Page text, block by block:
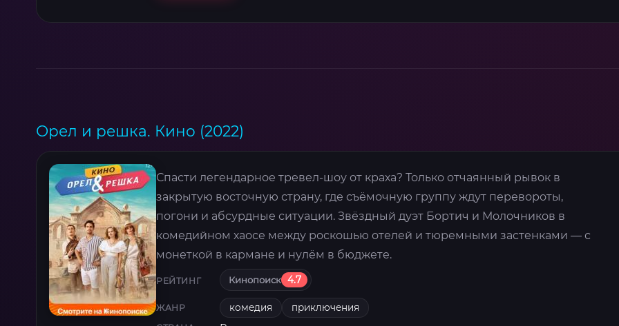
Орел и решка. Кино (2022)
Спасти легендарное тревел-шоу от краха? Только отчаянный рывок в
закрытую восточную страну, где съёмочную группу ждут перевороты,
погони и абсурдные ситуации. Звёздный дуэт Бортич и Молочников в
комедийном хаосе между роскошью отелей и тюремными застенками — с
монеткой в кармане и нулём в бюджете.
РЕЙТИНГ Кинопоиск 4.7
ЖАНР комедия приключения